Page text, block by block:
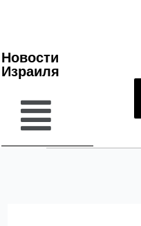
Новости
Израиля